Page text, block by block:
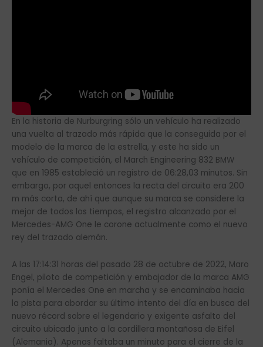
En la historia de Nurburgring sólo un vehículo ha realizado
una vuelta al trazado más rápida que la conseguida por el
modelo de la marca de la estrella, y este ha sido un
vehículo de competición, el March Engineering 832 BMW
que en 1985 estableció un registro de 06:28,03 minutos. Sin
embargo, por aquel entonces la recta del circuito era 200
m más corta, de ahí que aunque su marca se considere la
mejor de todos los tiempos, el registro alcanzado por el
Mercedes-AMG One le corone actualmente como el nuevo
rey del trazado alemán.
A las 17:14:31 horas del pasado 28 de octubre de 2022, Maro
Engel, piloto de competición y embajador de la marca AMG
ponía el Mercedes One en marcha y se encaminaba hacia
la pista para abordar su último intento del día en busca del
nuevo récord sobre el legendario y exigente asfalto del
circuito ubicado junto a la cordillera montañosa de Eifel
(Alemania). Apenas faltaba un minuto para el cierre de la